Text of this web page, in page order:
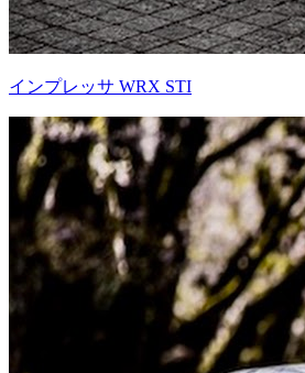
インプレッサ WRX STI